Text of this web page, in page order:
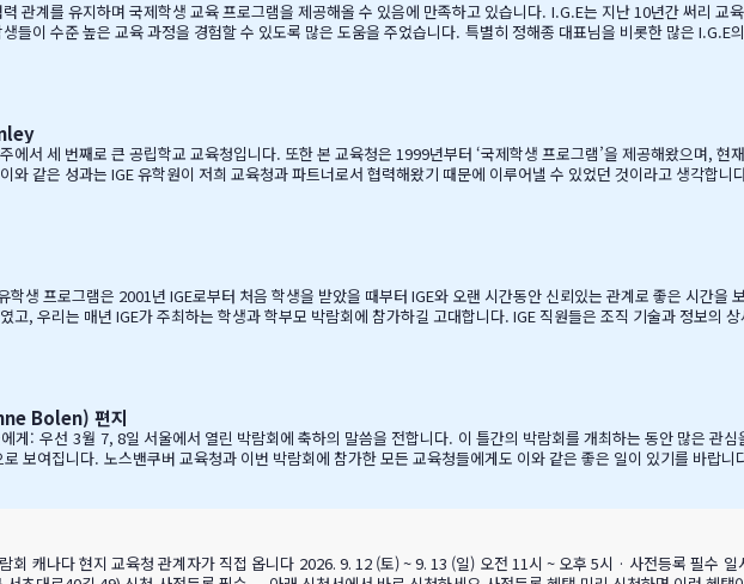
계를 유지하며 국제학생 교육 프로그램을 제공해올 수 있음에 만족하고 있습니다. I.G.E는 지난 10년간 써리 교
이 수준 높은 교육 과정을 경험할 수 있도록 많은 도움을 주었습니다. 특별히 정해종 대표님을 비롯한 많은 I.G.E
로그램을 비롯한 다양한 서비스를 제공해 주시는 등 물심양면의 지원을 해주셨습니다. 이 같은 집중적 학습관리와
서 세 번째로 큰 공립학교 교육청입니다. 또한 본 교육청은 1999년부터 ‘국제학생 프로그램’을 제공해왔으며, 현
와 같은 성과는 IGE 유학원이 저희 교육청과 파트너로서 협력해왔기 때문에 이루어낼 수 있었던 것이라고 생각합
다. 그리고 이렇게 긴 시간 동안 많은 가족과 학생들이 캐나다에 잘 정착하여 공부할 수 있었던 데에는, 정해종 대표
생 프로그램은 2001년 IGE로부터 처음 학생을 받았을 때부터 IGE와 오랜 시간동안 신뢰있는 관계로 좋은 시간을
고, 우리는 매년 IGE가 주최하는 학생과 학부모 박람회에 참가하길 고대합니다. IGE 직원들은 조직 기술과 정보의
인 태도는 저에게 지속적으로 깊은 인상을 줍니다. 랭리는 한국인 가족들이 해외 유학지로 고려할 핵심 유학 지역이
Bolen) 편지
: 우선 3월 7, 8일 서울에서 열린 박람회에 축하의 말씀을 전합니다. 이 틀간의 박람회를 개최하는 동안 많은 관심
보여집니다. 노스밴쿠버 교육청과 이번 박람회에 참가한 모든 교육청들에게도 이와 같은 좋은 일이 있기를 바랍
한 통역관과 일할 수 있게 기회를 주셔서 고맙습니다. 세 분 모두 노스밴쿠버에 대해 자세히 알고 있었으며, 미국이